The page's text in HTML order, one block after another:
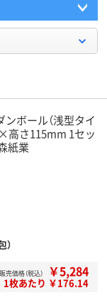
ンボール（浅型タイ
高さ115mm 1セッ
紙業
販売価格（税込） ￥5,284
1枚あたり ￥176.14